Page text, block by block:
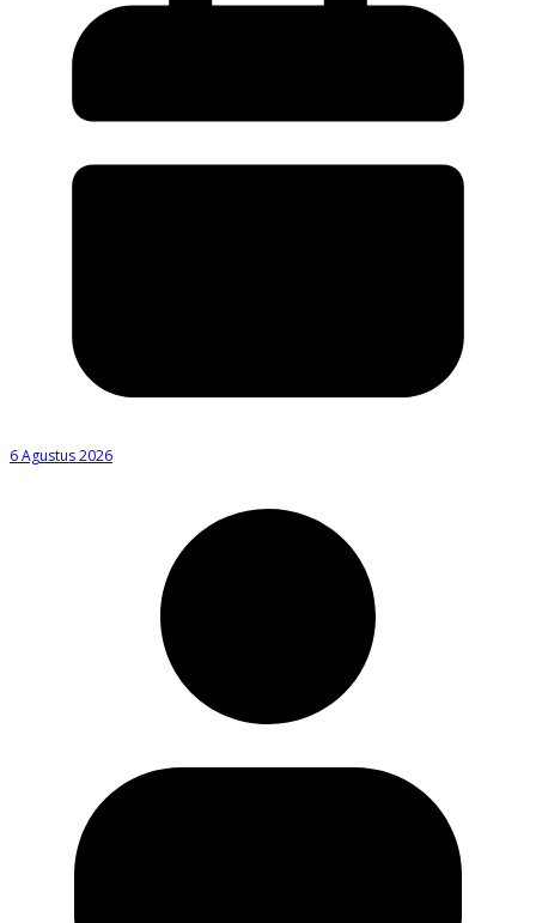
6 Agustus 2026